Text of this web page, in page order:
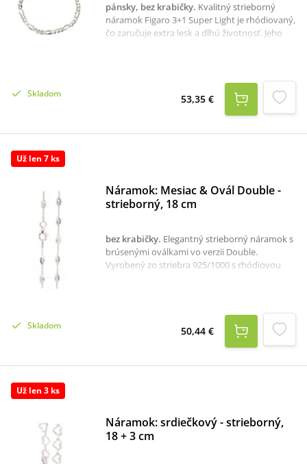
pánsky, bez krabičky. Kvalitný strieborný
náramok Figaro 3+1 Super Light je rhódiovaný,
čo zaručuje extra lesk a dlhú životnosť. Jeho
Skladom 53,35 €
Už len 7 ks
Náramok: Mesiac & Ovál Double -
strieborný, 18 cm
bez krabičky. Elegantný strieborný náramok s
brúsenými oválkami vo verzii Double.
Vyrobený zo striebra 925/1000 s rhódiovou
každý deň aj výnimočné chvíle.
Skladom 50,44 €
Už len 3 ks
Náramok: srdiečkový - strieborný,
18 + 3 cm